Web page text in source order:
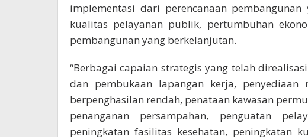
implementasi dari perencanaan
kualitas pelayanan publik, pertumbuhan
pembangunan yang berkelanjutan.
“Berbagai capaian strategis yang telah
dan pembukaan lapangan kerja,
berpenghasilan rendah, penataan kawasan
penanganan persampahan, penguatan
peningkatan fasilitas kesehatan, peningkatan